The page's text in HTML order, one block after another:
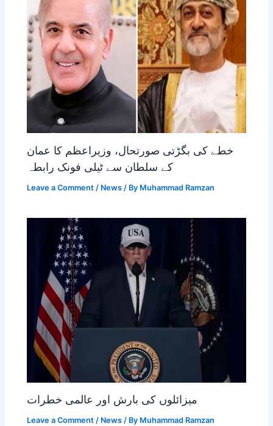
خطے کی بگڑتی صورتحال، وزیراعظم کا عمان
کے سلطان سے ٹیلی فونک رابطہ
Leave a Comment / News / By Muhammad Ramzan
میزائلوں کی بارش اور عالمی خطرات
Leave a Comment / News / By Muhammad Ramzan